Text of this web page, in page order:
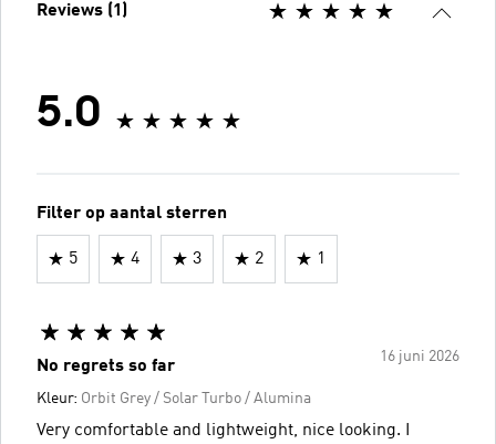
Reviews (1)
5.0
Filter op aantal sterren
5 4 3 2 1
16 juni 2026
No regrets so far
Kleur: Orbit Grey / Solar Turbo / Alumina
Very comfortable and lightweight, nice looking. I